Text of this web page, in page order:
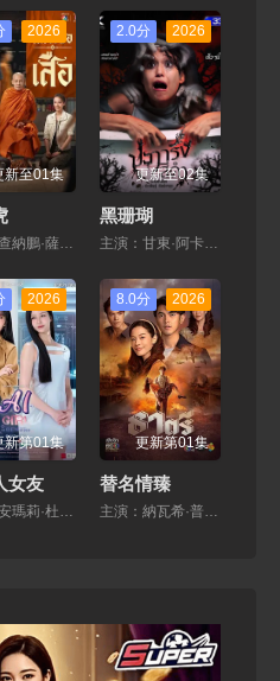
2026
新至01集
主演：查納鵬·薩塔亞,帕塔查雅·平莎莫,Tide Ekkapun Bunluerit,維察亞蓬·亞姆薩德,Thanutsaluk Hudson,Ndol Knin
2.0分 2026
更新至02集
黑珊瑚
主演：甘東·阿卡讚,拉娜帕·翁塔娜特,莫拉克·桑塔維,塔納功·陂沙亞儂,瑪妮娜·甘姆雯,帕拉查功·皮亞薩庫喬,周·艮歐若戈·塔潘努特,鬆希·努諾卡空希,緩樂莉·格隆格儂,溫拿·圭畢達,迪·威威迪·巴沃隆凱拉霆卡州恩
2026
新第01集
女友
主演：安瑪莉·杜瓦爾,卡薇薩拉·辛普洛
8.0分 2026
更新第01集
替名情臻
主演：納瓦希·普潘塔奇斯,耶娜·薩拉斯,塔拉·提帕,威拉卡尼·坎瓦塔納固,莎蘭婭·君帕緹,普莉瑪·邦查倫,維拉甘·瓦塔納坤,Wiranakarn,Wattanakun